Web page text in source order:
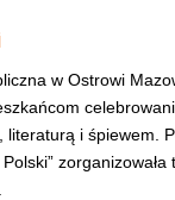
w Ostrowi
literaturą i śpiewem.
zorganizowała